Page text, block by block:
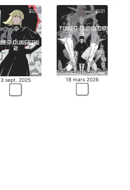
3 sept. 2025 18 mars 2026